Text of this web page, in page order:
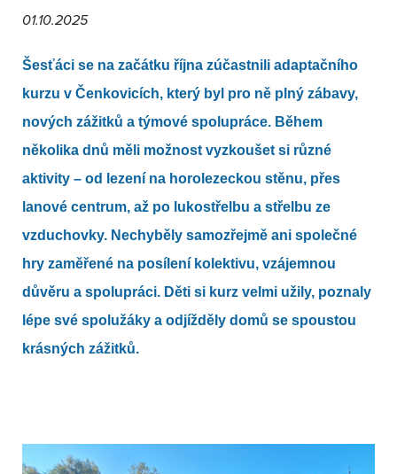
01.10.2025
Šesťáci se na začátku října zúčastnili adaptačního
kurzu v Čenkovicích, který byl pro ně plný zábavy,
nových zážitků a týmové spolupráce. Během
několika dnů měli možnost vyzkoušet si různé
aktivity – od lezení na horolezeckou stěnu, přes
lanové centrum, až po lukostřelbu a střelbu ze
vzduchovky. Nechyběly samozřejmě ani společné
hry zaměřené na posílení kolektivu, vzájemnou
důvěru a spolupráci. Děti si kurz velmi užily, poznaly
lépe své spolužáky a odjížděly domů se spoustou
krásných zážitků.